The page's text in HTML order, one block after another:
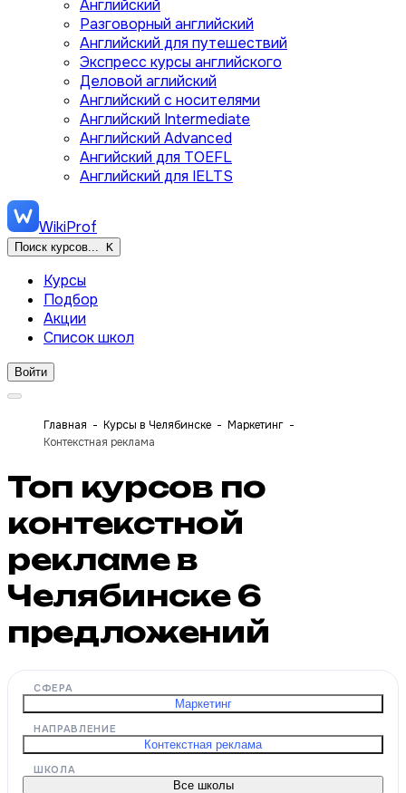
Английский
Разговорный английский
Английский для путешествий
Экспресс курсы английского
Деловой аглийский
Английский с носителями
Английский Intermediate
Английский Advanced
Ангийский для TOEFL
Английский для IELTS
WikiProf
Поиск курсов... K
Курсы
Подбор
Акции
Список школ
Войти
Главная Курсы в Челябинске
Маркетинг
Контекстная реклама
Топ курсов по
контекстной
рекламе в
Челябинске 6
предложений
СФЕРА
Маркетинг
НАПРАВЛЕНИЕ
Контекстная реклама
ШКОЛА
Все школы